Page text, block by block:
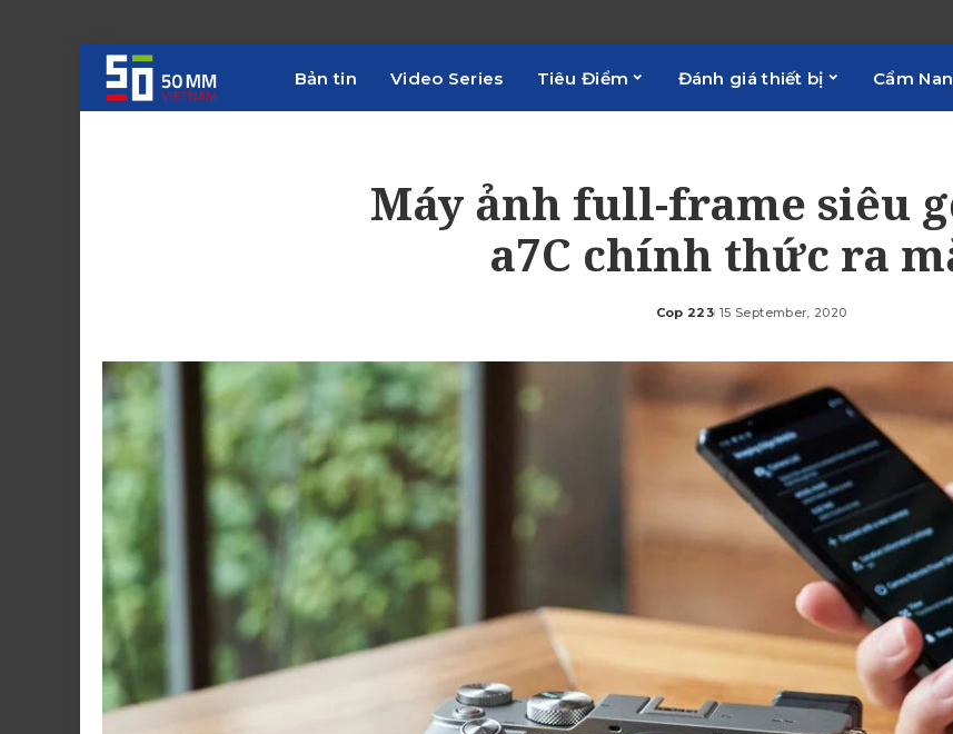
Bản tin Video Series Tiêu Điểm Đánh giá thiết bị Cẩm
Máy ảnh full-frame siêu
a7C chính thức ra
Posted
Cop 223 15 September, 2020